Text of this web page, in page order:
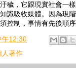
穢，它跟現實社會一
識吸收媒體。因為現
控制，事情有先後順
午12:30
人著作